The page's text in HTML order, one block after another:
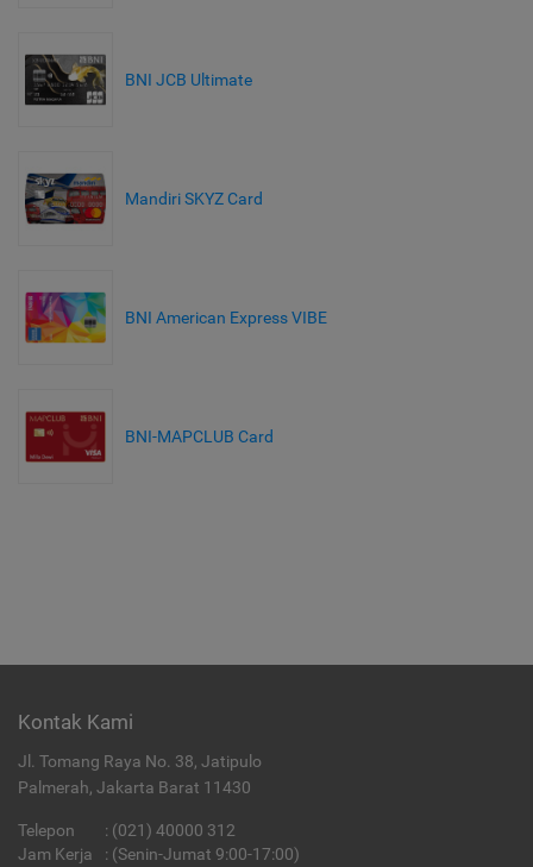
BNI JCB Ultimate
Mandiri SKYZ Card
BNI American Express VIBE
BNI-MAPCLUB Card
Kontak Kami
Jl. Tomang Raya No. 38, Jatipulo
Palmerah, Jakarta Barat 11430
Telepon : (021) 40000 312
Jam Kerja
: (Senin-Jumat 9:00-17:00)